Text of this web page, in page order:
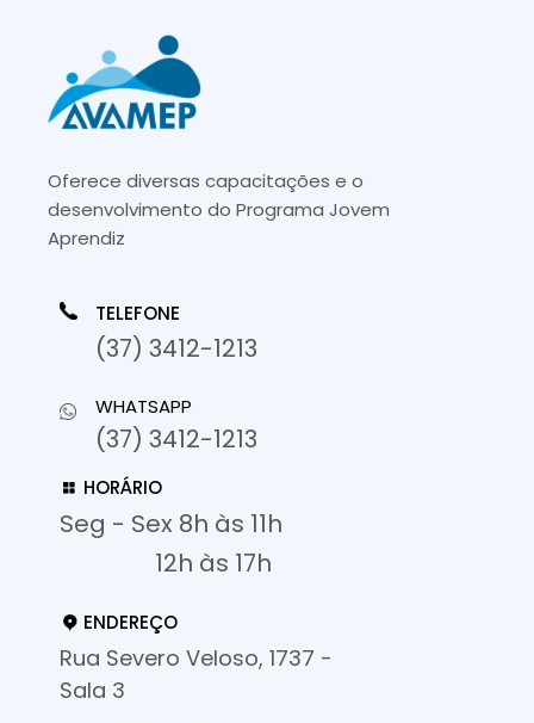
Oferece diversas capacitações e o
desenvolvimento do Programa Jovem
Aprendiz
TELEFONE
(37) 3412-1213
WHATSAPP
(37) 3412-1213
HORÁRIO
Seg - Sex 8h às 11h
12h às 17h
ENDEREÇO
Rua Severo Veloso, 1737 -
Sala 3